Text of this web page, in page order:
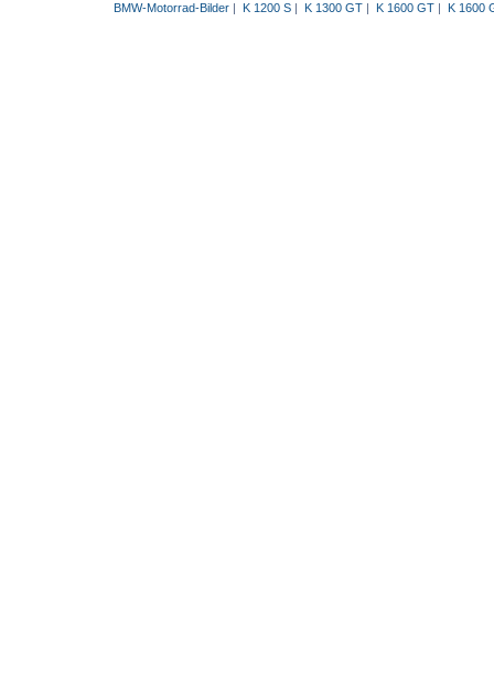
BMW-Motorrad-Bilder| K 1200 S| K 1300 GT| K 1600 GT| K 1600